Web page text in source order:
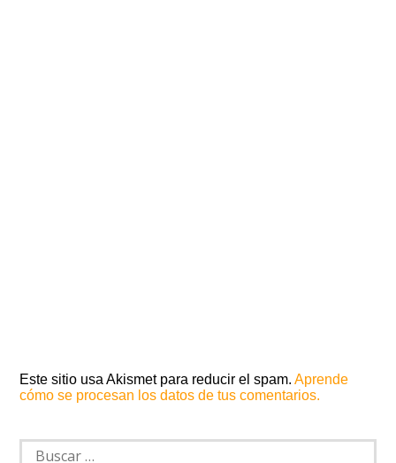
Este sitio usa Akismet para reducir el spam.Aprende
cómo se procesan los datos de tus comentarios.
Buscar: